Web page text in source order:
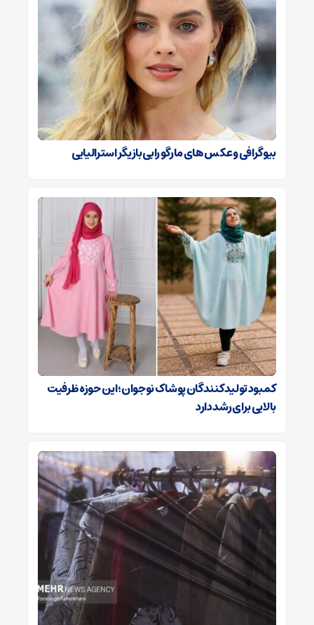
بیوگرافی و عکس های مارگو رابی بازیگر استرالیایی
کمبود تولیدکنندگان پوشاک نوجوان؛ این حوزه ظرفیت
بالایی برای رشد دارد